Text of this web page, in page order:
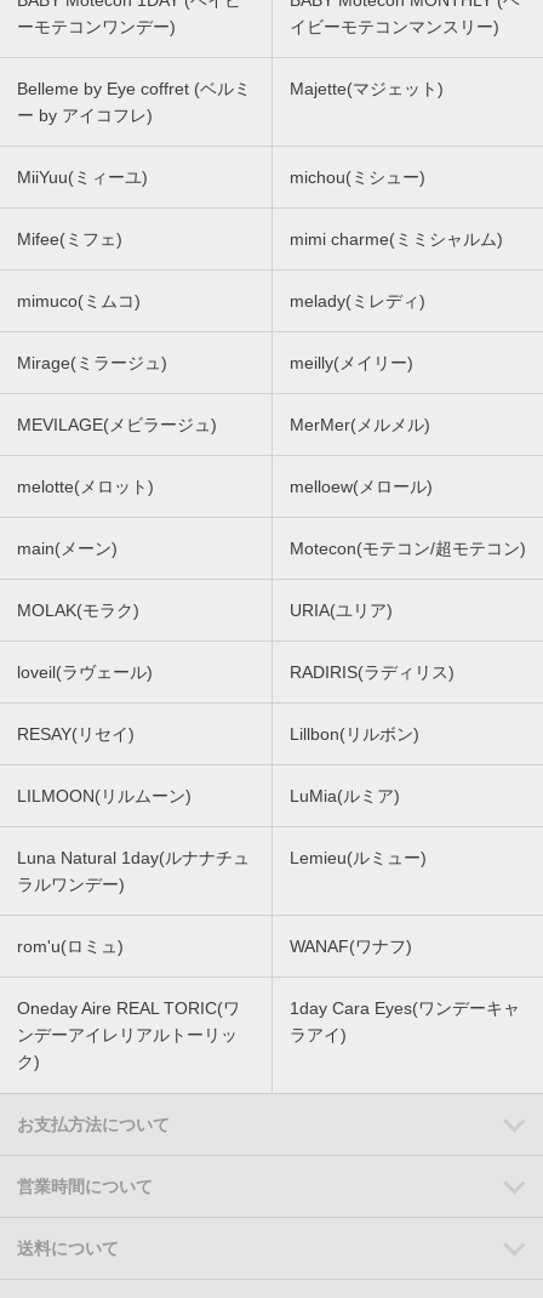
ーモテコンワンデー)
イビーモテコンマンスリー)
Belleme by Eye coffret (ベルミ
ー by アイコフレ)
Majette(マジェット)
MiiYuu(ミィーユ) michou(ミシュー)
Mifee(ミフェ) mimi charme(ミミシャルム)
mimuco(ミムコ) melady(ミレディ)
Mirage(ミラージュ) meilly(メイリー)
MEVILAGE(メビラージュ) MerMer(メルメル)
melotte(メロット) melloew(メロール)
main(メーン) Motecon(モテコン/超モテコン)
MOLAK(モラク) URIA(ユリア)
loveil(ラヴェール) RADIRIS(ラディリス)
RESAY(リセイ) Lillbon(リルボン)
LILMOON(リルムーン) LuMia(ルミア)
Luna Natural 1day(ルナナチュ
ラルワンデー)
Lemieu(ルミュー)
rom'u(ロミュ) WANAF(ワナフ)
Oneday Aire REAL TORIC(ワ
ンデーアイレリアルトーリッ
ク)
1day Cara Eyes(ワンデーキャ
ラアイ)
お支払方法について
営業時間について
送料について